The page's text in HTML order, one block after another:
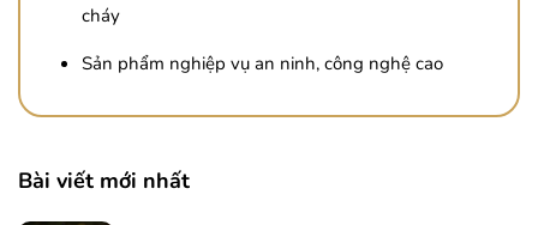
cháy
Sản phẩm nghiệp vụ an ninh, công nghệ cao
Bài viết mới nhất